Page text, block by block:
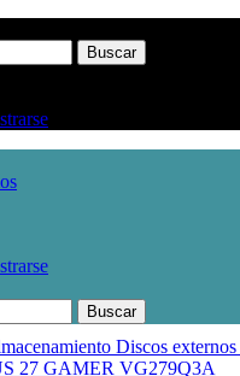
Buscar
Buscar
Discos externos